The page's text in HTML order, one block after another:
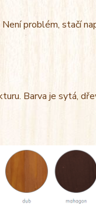
problém, stačí
Barva je sytá,